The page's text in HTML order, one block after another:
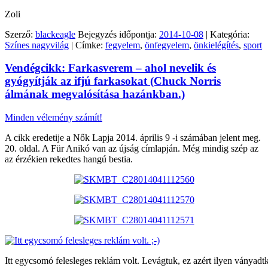
Zoli
Szerző: blackeagle Bejegyzés időpontja: 2014-10-08 | Kategória:
Színes nagyvilág | Címke: fegyelem, önfegyelem, önkielégítés, sport
Vendégcikk: Farkasverem – ahol nevelik és
gyógyítják az ifjú farkasokat (Chuck Norris
álmának megvalósítása hazánkban.)
Minden vélemény számít!
A cikk eredetije a Nők Lapja 2014. április 9 -i számában jelent meg.
20. oldal. A Für Anikó van az újság címlapján. Még mindig szép az
az érzékien rekedtes hangú bestia.
Itt egycsomó felesleges reklám volt. Levágtuk, ez azért ilyen